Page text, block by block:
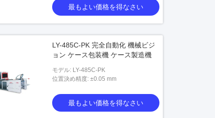
最もよい価格を得なさい
LY-485C-PK 完全自動化 機械ビジ
ョン ケース包装機 ケース製造機
モデル: LY-485C-PK
位置決め精度: ±0.05 mm
最もよい価格を得なさい